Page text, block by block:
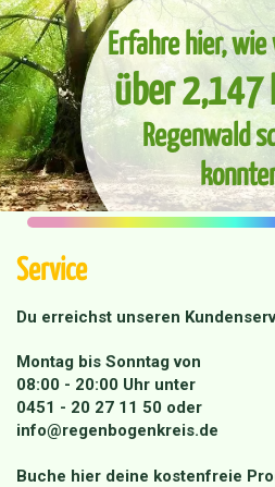
Erfahre hier,
über 2,147
Regenwald
Service
Du erreichst unseren
Montag bis Sonntag von
08:00 - 20:00 Uhr unter
0451 - 20 27 11 50 oder
info@regenbogenkreis.de
Buche hier deine kostenfreie